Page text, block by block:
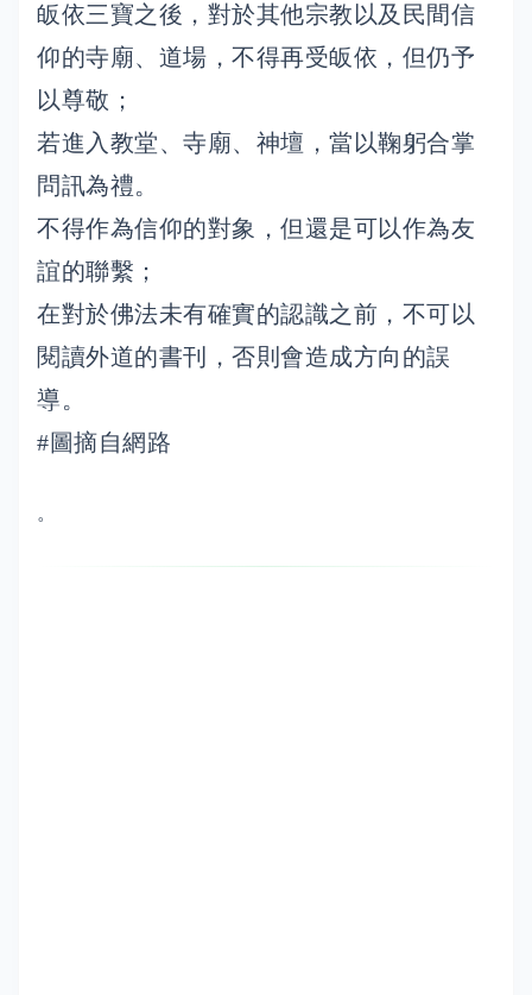
皈依三寶之後，對於其他宗教以及民間信
仰的寺廟、道場，不得再受皈依，但仍予
以尊敬；
若進入教堂、寺廟、神壇，當以鞠躬合掌
問訊為禮。
不得作為信仰的對象，但還是可以作為友
誼的聯繫；
在對於佛法未有確實的認識之前，不可以
閱讀外道的書刊，否則會造成方向的誤
導。
#圖摘自網路
。